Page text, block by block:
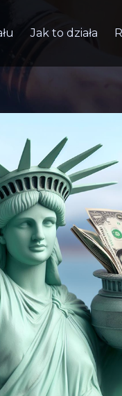
Jak to działa